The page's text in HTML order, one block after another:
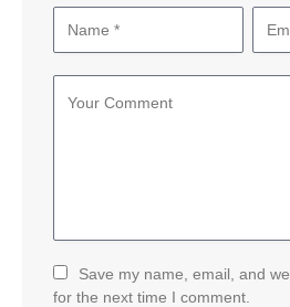
Save my name, email, and
for the next time I comment.